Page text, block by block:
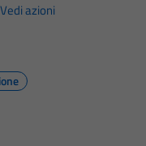
Vedi azioni